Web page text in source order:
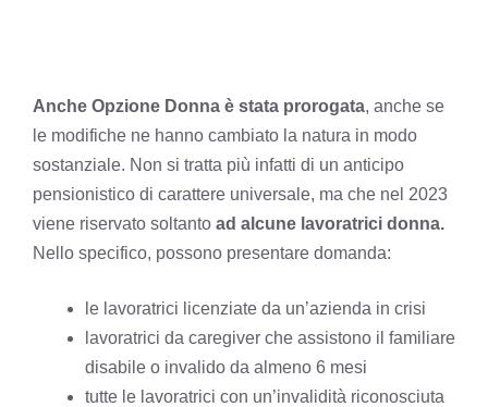
Anche Opzione Donna è stata prorogata, anche se
le modifiche ne hanno cambiato la natura in modo
sostanziale. Non si tratta più infatti di un anticipo
pensionistico di carattere universale, ma che nel 2023
viene riservato soltanto ad alcune lavoratrici donna.
Nello specifico, possono presentare domanda:
le lavoratrici licenziate da un’azienda in crisi
lavoratrici da caregiver che assistono il familiare
disabile o invalido da almeno 6 mesi
tutte le lavoratrici con un’invalidità riconosciuta